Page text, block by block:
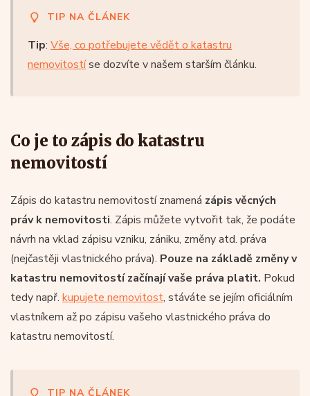
TIP NA ČLÁNEK
Tip: Vše, co potřebujete vědět o katastru
nemovitostíse dozvíte v našem starším článku.
Co je to zápis do katastru
nemovitostí
Zápis do katastru nemovitostí znamená zápis věcných
práv k nemovitosti. Zápis můžete vytvořit tak, že podáte
návrh na vklad zápisu vzniku, zániku, změny atd. práva
(nejčastěji vlastnického práva). Pouze na základě změny v
katastru nemovitostí začínají vaše práva platit. Pokud
tedy např. kupujete nemovitost, stáváte se jejím oficiálním
vlastníkem až po zápisu vašeho vlastnického práva do
katastru nemovitostí.
TIP NA ČLÁNEK